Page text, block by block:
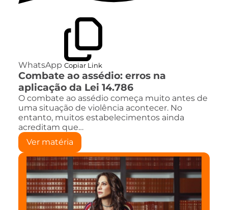
WhatsApp Copiar Link
Combate ao assédio: erros na
aplicação da Lei 14.786
O combate ao assédio começa muito antes de
uma situação de violência acontecer. No
entanto, muitos estabelecimentos ainda
acreditam que…
Ver matéria